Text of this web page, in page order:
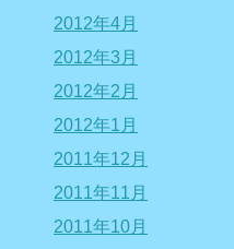
2012年4月
2012年3月
2012年2月
2012年1月
2011年12月
2011年11月
2011年10月